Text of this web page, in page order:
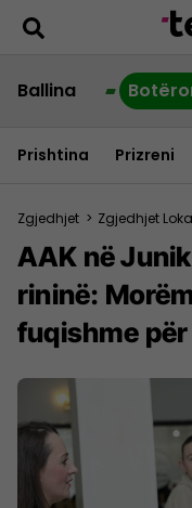
Ballina
Prishtina Prizreni
Zgjedhjet > Zgjedhjet
AAK në
rininë:
fuqishme